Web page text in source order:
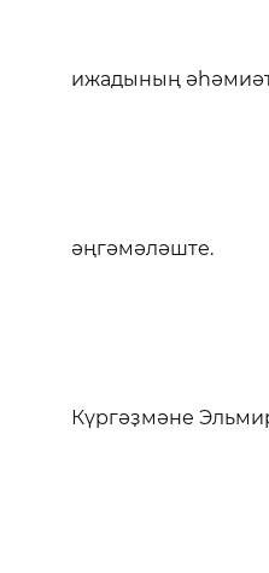
ижадының
әңгәмәләште.
Күргәҙмәне